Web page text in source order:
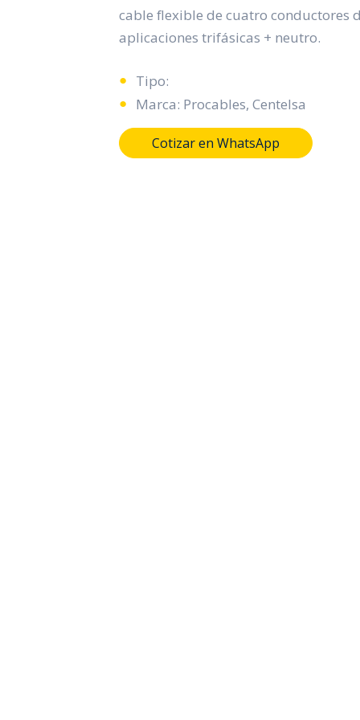
cable flexible de cuatro conductores
aplicaciones trifásicas + neutro.
Tipo:
Marca: Procables, Centelsa
Cotizar en WhatsApp